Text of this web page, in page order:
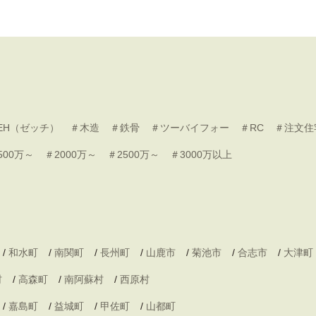
（ゼッチ） ＃木造 ＃鉄骨 ＃ツーバイフォー ＃RC ＃注文住
万～ ＃2000万～ ＃2500万～ ＃3000万以上
/ 和水町 / 南関町 / 長州町 / 山鹿市 / 菊池市 / 合志市 / 大津町
/ 高森町 / 南阿蘇村 / 西原村
/ 嘉島町 / 益城町 / 甲佐町 / 山都町